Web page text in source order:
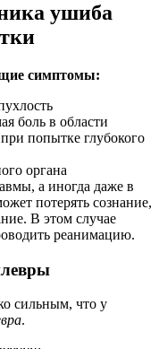
ушиба
симптомы:
боль в области
попытке глубокого
органа
а иногда даже в
потерять сознание,
В этом случае
реанимацию.
сильным, что у
.